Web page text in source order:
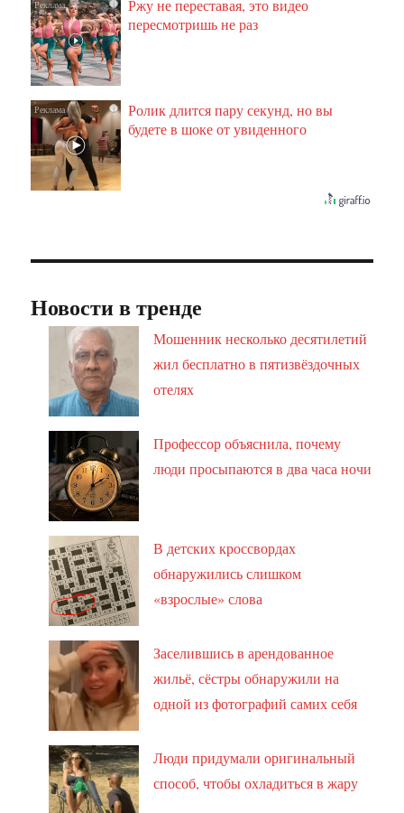
i
Ржу не переставая, это видео
пересмотришь не раз
i
Ролик длится пару секунд, но вы
будете в шоке от увиденного
Новости в тренде
Мошенник несколько десятилетий
жил бесплатно в пятизвёздочных
отелях
Профессор объяснила, почему
люди просыпаются в два часа ночи
В детских кроссвордах
обнаружились слишком
«взрослые» слова
Заселившись в арендованное
жильё, сёстры обнаружили на
одной из фотографий самих себя
Люди придумали оригинальный
способ, чтобы охладиться в жару